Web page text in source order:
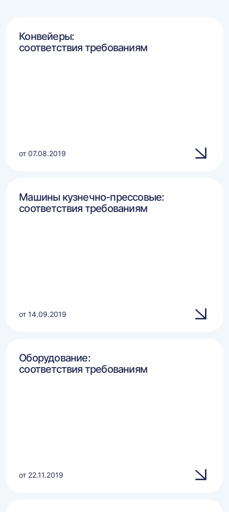
Конвейеры:
соответствия требованиям
от 07.08.2019
Машины кузнечно-прессовые:
соответствия требованиям
от 14.09.2019
Оборудование:
соответствия требованиям
от 22.11.2019